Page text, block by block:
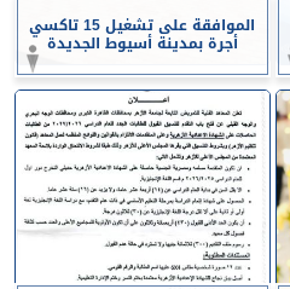
الموافقة على تشغيل 15 تاكسي
أجرة بمدينة أسيوط الجديدة